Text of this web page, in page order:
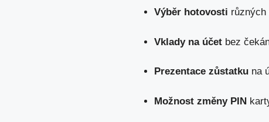
Výběr​ hotovosti různých
Vklady ⁤na účet bez
Prezentace zůstatku na
Možnost změny PIN